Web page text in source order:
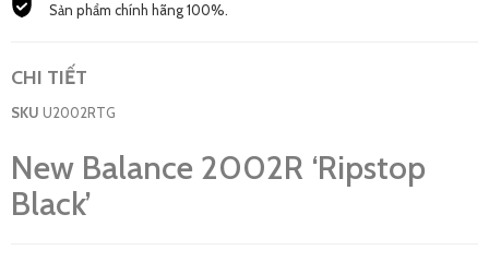
Sản phẩm chính hãng 100%.
CHI TIẾT
SKU U2002RTG
New Balance 2002R ‘Ripstop
Black’